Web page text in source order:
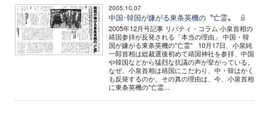
2005.10.07
中国･韓国が嫌がる東条英機の〝亡霊〟
2005年12月号記事 リバティ・コラム 小泉首相の
靖国参拝が反発される「本当の理由」 中国・韓
国が嫌がる東条英機の"亡霊" 10月17日、小泉純
一郎首相は総裁選後初めて靖国神社を参拝、中国
や韓国などから猛烈な抗議の声が挙がっている。
なぜ、小泉首相は靖国にこだわり、中・韓はかく
も反発するのか。その真の理由は、今、小泉首相
に東条英機の"亡霊...